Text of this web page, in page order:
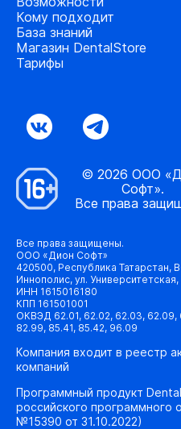
Кому подходит
База знаний
Магазин DentalStore
Тарифы
© 2026 ООО
Софт».
Все права
Все права защищены.
ООО «Дион Софт»
420500, Республика Татарстан,
Иннополис, ул.
ИНН 1615016180
КПП 161501001
ОКВЭД 62.01, 62.02, 62.03, 62.09,
82.99, 85.41, 85.42, 96.09
Компания входит в реестр
компаний
Программный продукт
российского программного
№15390 от 31.10.2022)